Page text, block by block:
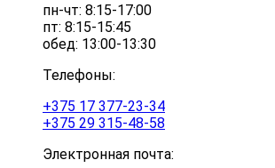
пн-чт: 8:15-17:00
пт: 8:15-15:45
обед: 13:00-13:30
Телефоны:
+375 17 377-23-34
+375 29 315-48-58
Электронная почта: